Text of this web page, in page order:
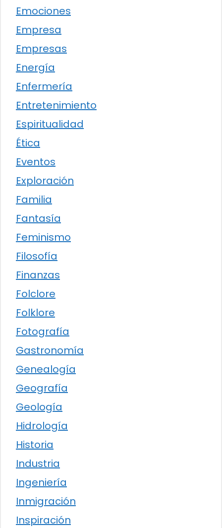
Emociones
Empresa
Empresas
Energía
Enfermería
Entretenimiento
Espiritualidad
Ética
Eventos
Exploración
Familia
Fantasía
Feminismo
Filosofía
Finanzas
Folclore
Folklore
Fotografía
Gastronomía
Genealogía
Geografía
Geología
Hidrología
Historia
Industria
Ingeniería
Inmigración
Inspiración